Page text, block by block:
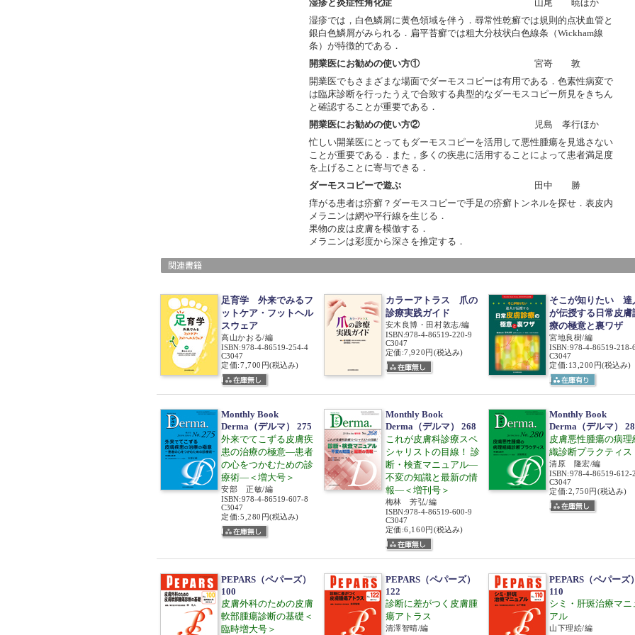
湿疹と炎症性角化症
山尾 暁ほか
湿疹では，白色鱗屑に黄色領域を伴う．尋常性乾癬では規則的点状血管と
銀白色鱗屑がみられる．扁平苔癬では粗大分枝状白色線条（Wickham線
条）が特徴的である．
開業医にお勧めの使い方①
宮嵜 敦
開業医でもさまざまな場面でダーモスコピーは有用である．色素性病変で
は臨床診断を行ったうえで合致する典型的なダーモスコピー所見をきちん
と確認することが重要である．
開業医にお勧めの使い方②
児島 孝行ほか
忙しい開業医にとってもダーモスコピーを活用して悪性腫瘍を見逃さない
ことが重要である．また，多くの疾患に活用することによって患者満足度
を上げることに寄与できる．
ダーモスコピーで遊ぶ
田中 勝
痒がる患者は疥癬？ダーモスコピーで手足の疥癬トンネルを探せ．表皮内
メラニンは網や平行線を生じる．
果物の皮は皮膚を模倣する．
メラニンは彩度から深さを推定する．
足育学 外来でみるフ
ットケア・フットヘル
スウェア
高山かおる/編
ISBN:978-4-86519-254-4
C3047
定価:7,700円(税込み)
カラーアトラス 爪の
診療実践ガイド
安木良博・田村敦志/編
ISBN:978-4-86519-220-9
C3047
定価:7,920円 (税込み)
そこが知りたい 達
が伝授する日常皮膚
療の極意と裏ワザ
宮地良樹/編
ISBN:978-4-86519-218-
C3047
定価:13,200円(税込み)
Monthly Book
Derma（デルマ） 275
外来でてこずる皮膚疾
患の治療の極意―患者
の心をつかむための診
療術―＜増大号＞
安部 正敏/編
ISBN:978-4-86519-607-8
C3047
定価:5,280円(税込み)
Monthly Book
Derma（デルマ） 268
これが皮膚科診療スペ
シャリストの目線！ 診
断・検査マニュアル―
不変の知識と最新の情
報―＜増刊号＞
梅林 芳弘/編
ISBN:978-4-86519-600-9
C3047
定価:6,160円 (税込み)
Monthly Book
Derma（デルマ）
皮膚悪性腫瘍の病理
織診断プラクティス
清原 隆宏/編
ISBN:978-4-86519-612-
C3047
定価:2,750円 (税込み)
PEPARS（ペパーズ）
100
皮膚外科のための皮膚
軟部腫瘍診断の基礎＜
臨時増大号＞
PEPARS（ペパーズ）
122
診断に差がつく皮膚腫
瘍アトラス
清澤智晴/編
PEPARS（ペパーズ
110
シミ・肝斑治療マニ
アル
山下理絵/編